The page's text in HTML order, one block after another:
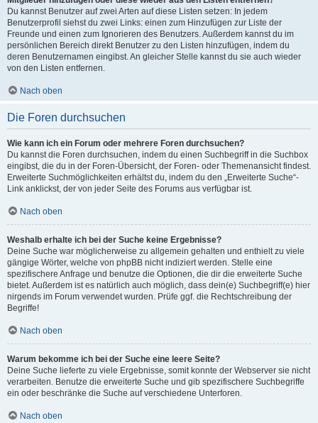
Du kannst Benutzer auf zwei Arten auf diese Listen setzen: In jedem
Benutzerprofil siehst du zwei Links: einen zum Hinzufügen zur Liste der
Freunde und einen zum Ignorieren des Benutzers. Außerdem kannst du im
persönlichen Bereich direkt Benutzer zu den Listen hinzufügen, indem du
deren Benutzernamen eingibst. An gleicher Stelle kannst du sie auch wieder
von den Listen entfernen.
Nach oben
Die Foren durchsuchen
Wie kann ich ein Forum oder mehrere Foren durchsuchen?
Du kannst die Foren durchsuchen, indem du einen Suchbegriff in die Suchbox
eingibst, die du in der Foren-Übersicht, der Foren- oder Themenansicht findest.
Erweiterte Suchmöglichkeiten erhältst du, indem du den „Erweiterte Suche“-
Link anklickst, der von jeder Seite des Forums aus verfügbar ist.
Nach oben
Weshalb erhalte ich bei der Suche keine Ergebnisse?
Deine Suche war möglicherweise zu allgemein gehalten und enthielt zu viele
gängige Wörter, welche von phpBB nicht indiziert werden. Stelle eine
spezifischere Anfrage und benutze die Optionen, die dir die erweiterte Suche
bietet. Außerdem ist es natürlich auch möglich, dass dein(e) Suchbegriff(e) hier
nirgends im Forum verwendet wurden. Prüfe ggf. die Rechtschreibung der
Begriffe!
Nach oben
Warum bekomme ich bei der Suche eine leere Seite?
Deine Suche lieferte zu viele Ergebnisse, somit konnte der Webserver sie nicht
verarbeiten. Benutze die erweiterte Suche und gib spezifischere Suchbegriffe
ein oder beschränke die Suche auf verschiedene Unterforen.
Nach oben